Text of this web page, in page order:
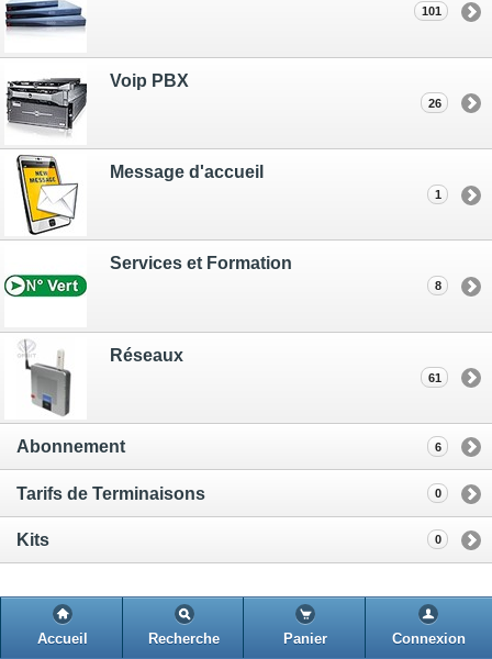
101
Voip PBX
26
Message d'accueil
1
Services et Formation
8
Réseaux
61
Abonnement 6
Tarifs de Terminaisons 0
Kits 0
Accueil Recherche Panier Connexion